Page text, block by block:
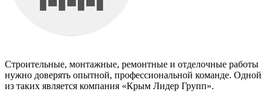
Строительные, монтажные, ремонтные и отделочные работы
нужно доверять опытной, профессиональной команде. Одной
из таких является компания «Крым Лидер Групп».